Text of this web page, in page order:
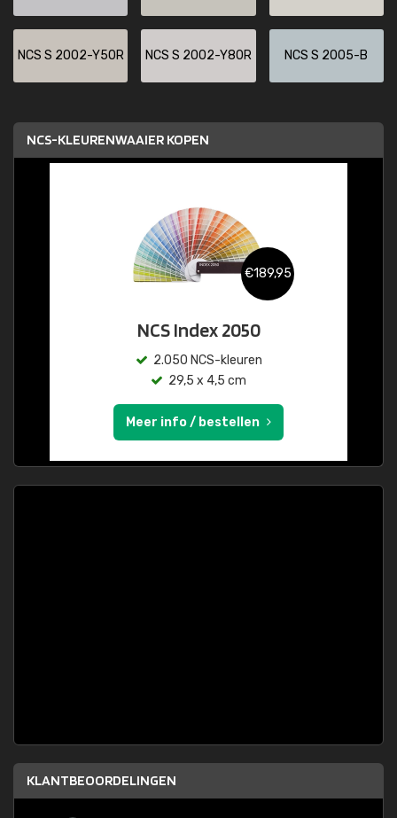
NCS S 2002-Y50R NCS S 2002-Y80R NCS S 2005-B
NCS-KLEURENWAAIER KOPEN
€189,95
NCS Index 2050
2.050 NCS-kleuren
29,5 x 4,5 cm
Meer info / bestellen
KLANTBEOORDELINGEN